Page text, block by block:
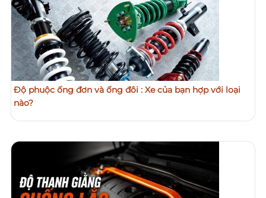
Độ phuộc ống đơn và ống đôi : Xe của bạn hợp với loại
nào?